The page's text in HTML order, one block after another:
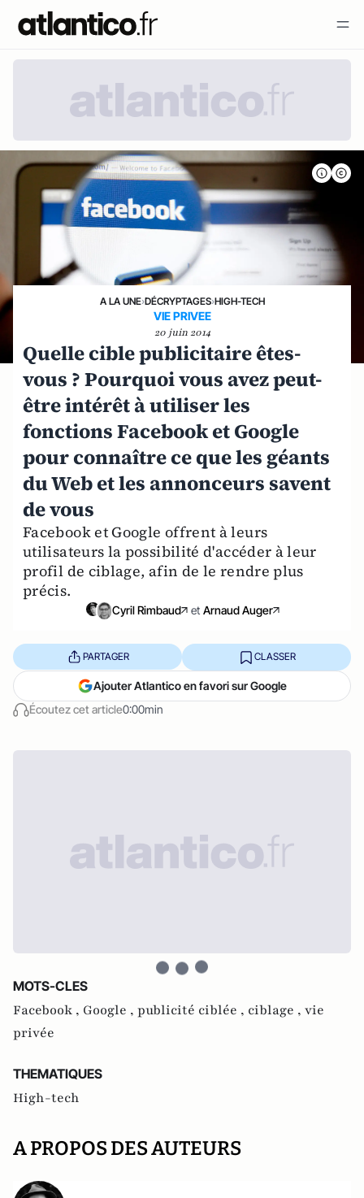
A LA UNE›DÉCRYPTAGES›HIGH-TECH
VIE PRIVEE
20 juin 2014
Quelle cible publicitaire êtes-
vous ? Pourquoi vous avez peut-
être intérêt à utiliser les
fonctions Facebook et Google
pour connaître ce que les géants
du Web et les annonceurs savent
de vous
Facebook et Google offrent à leurs
utilisateurs la possibilité d'accéder à leur
profil de ciblage, afin de le rendre plus
précis.
Cyril Rimbaud et Arnaud Auger
Écoutez cet article0:00min
PARTAGER CLASSER
Ajouter Atlantico en favori sur Google
MOTS-CLES
Facebook , Google , publicité ciblée , ciblage , vie
privée
THEMATIQUES
High-tech
A PROPOS DES AUTEURS